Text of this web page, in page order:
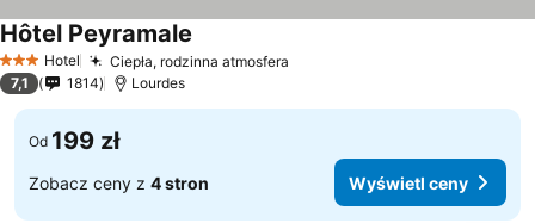
3 Kategoria
Hotel Ciepła, rodzinna atmosfera
Hôtel Peyramale
7,1 1814 Lourdes
Od 199 zł
Zobacz ceny z 4 stron Wyświetl ceny